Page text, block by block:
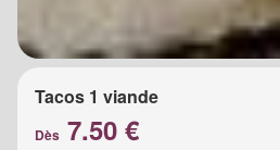
Tacos 1 viande
Dès 7.50 €